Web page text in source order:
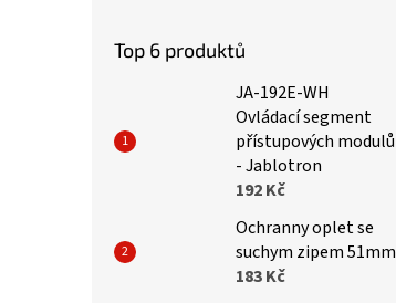
Top 6 produktů
JA-192E-WH
Ovládací segment
přístupových modulů
- Jablotron
192 Kč
Ochranny oplet se
suchym zipem 51mm
183 Kč